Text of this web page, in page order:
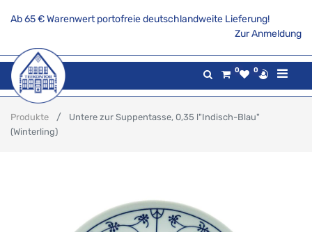
Ab 65 € Warenwert portofreie deutschlandweite Lieferung!
Zur Anmeldung
0 0
Produkte
Untere zur Suppentasse, 0,35 l"Indisch-Blau"
(Winterling)